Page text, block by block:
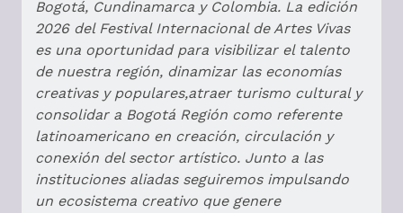
Bogotá, Cundinamarca y Colombia. La edición
2026 del Festival Internacional de Artes Vivas
es una oportunidad para visibilizar el talento
de nuestra región, dinamizar las economías
creativas y populares,atraer turismo cultural y
consolidar a Bogotá Región como referente
latinoamericano en creación, circulación y
conexión del sector artístico. Junto a las
instituciones aliadas seguiremos impulsando
un ecosistema creativo que genere